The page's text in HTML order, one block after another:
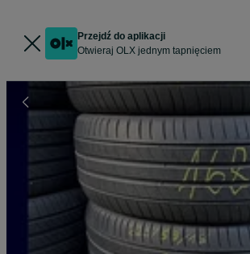
Przejdź do aplikacji
Otwieraj OLX jednym tapnięciem